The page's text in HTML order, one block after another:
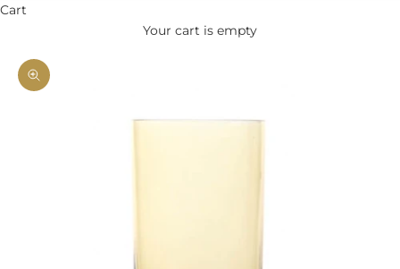
Cart
Your cart is empty
Zoom picture